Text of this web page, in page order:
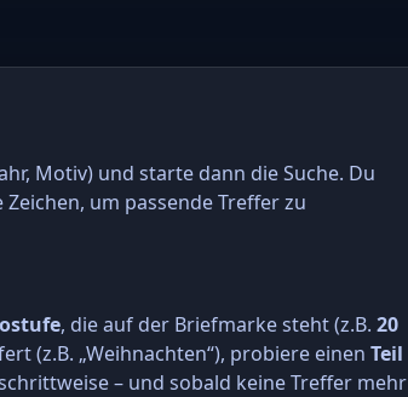
Motiv) und starte dann die Suche. Du
um passende Treffer zu
, die auf der Briefmarke steht (z.B. 20
(z.B. „Weihnachten“), probiere einen Teil
– und sobald keine Treffer mehr